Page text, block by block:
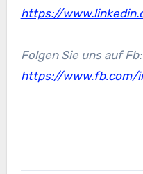
https://
Folgen Sie uns auf Fb:
https://www.fb.com/